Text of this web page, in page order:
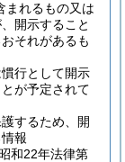
まれるもの又は
開示すること
それがあるも
行として開示
が予定されて
するため、開
報
和22年法律第